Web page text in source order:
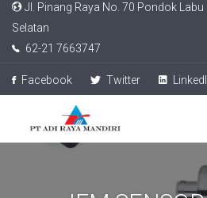
Jl. Pinang Raya No. 70 Pondok
Selatan
62-21 7663747
Facebook Twitter